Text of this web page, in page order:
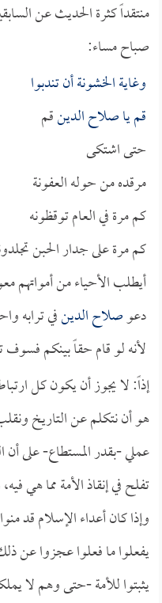
منتقداً كثرة الحديث عن
صباح مساء:
وغاية الخشونة أن تندبوا
قم ياصلاح الدينقم
حتى اشتكى
مرقده من حوله العفونة
كم مرة في العام توقظونه
كم مرة على جدار الحبن
أيطلب الأحياء من أمواتهم
دعوصلاح الدينفي ترابه
لأنه لو قام حقاً بينكم فسوف
إذاً: لا يجوز أن يكون كل
هو أن نتكلم عن التاريخ
عملي -بقدر المستطاع- على أن
تفلح في إنقاذ الأمة مما هي
وإذا كان أعداء الإسلام قد
يفعلوا ما فعلوا عجزوا عن
يثبتوا للأمة -حتى وهم لا